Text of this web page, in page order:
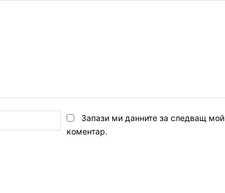
Email:*Запази ми данните за следващ мой
коментар.